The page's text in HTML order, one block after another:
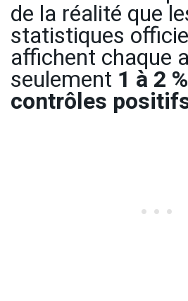
de la réalité que
statistiques
affichent chaque
seulement 1 à 2
contrôles